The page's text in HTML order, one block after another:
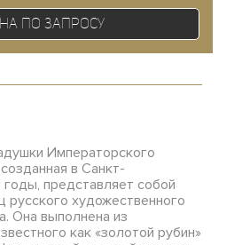
по запросу
Императорского
в Санкт-
представляет собой
художественного
Она выполнена из
как «золотой рубин»